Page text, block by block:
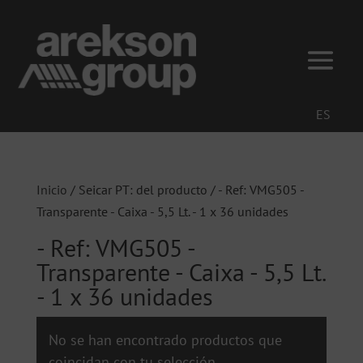
ES
Inicio / Seicar PT: del producto / - Ref: VMG505 -
Transparente - Caixa - 5,5 Lt. - 1 x 36 unidades
- Ref: VMG505 -
Transparente - Caixa - 5,5 Lt.
- 1 x 36 unidades
No se han encontrado productos que